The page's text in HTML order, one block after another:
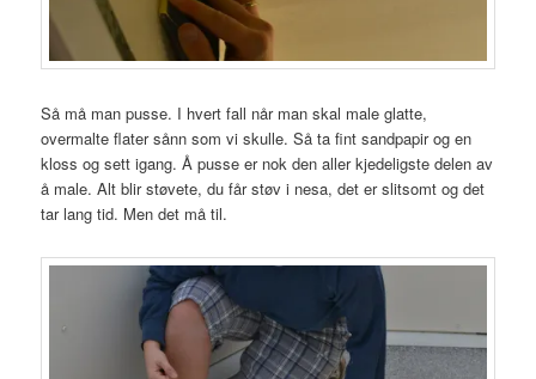
Så må man pusse. I hvert fall når man skal male glatte,
overmalte flater sånn som vi skulle. Så ta fint sandpapir og en
kloss og sett igang. Å pusse er nok den aller kjedeligste delen av
å male. Alt blir støvete, du får støv i nesa, det er slitsomt og det
tar lang tid. Men det må til.